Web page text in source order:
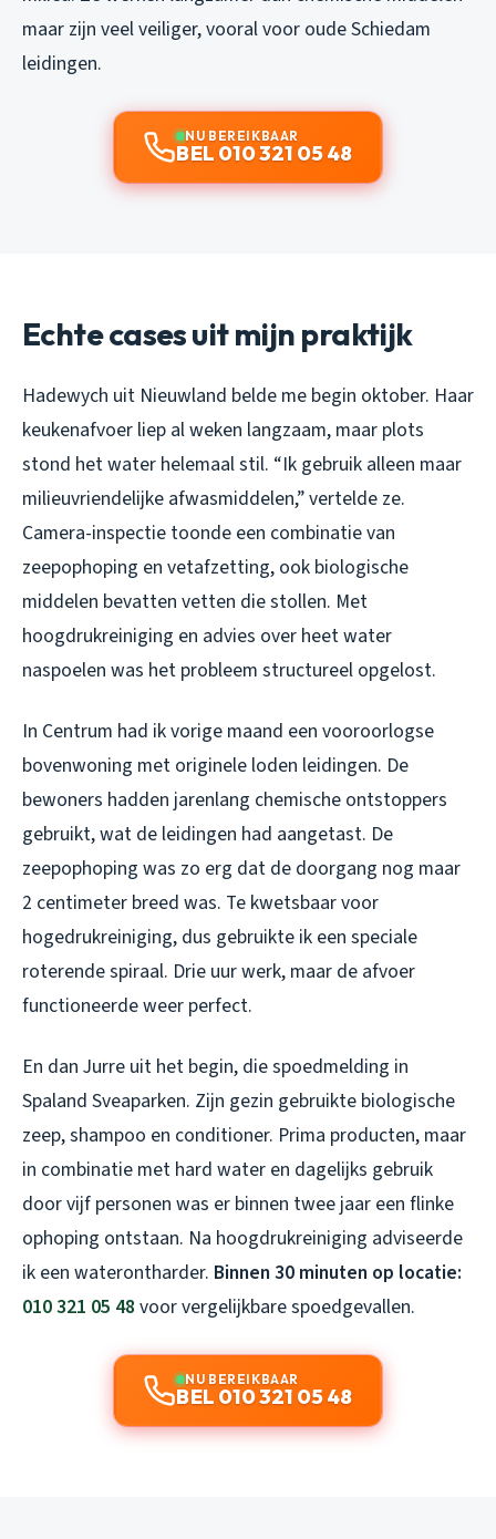
maar zijn veel veiliger, vooral voor oude Schiedam
leidingen.
NU BEREIKBAAR
BEL 010 321 05 48
Echte cases uit mijn praktijk
Hadewych uit Nieuwland belde me begin oktober. Haar
keukenafvoer liep al weken langzaam, maar plots
stond het water helemaal stil. “Ik gebruik alleen maar
milieuvriendelijke afwasmiddelen,” vertelde ze.
Camera-inspectie toonde een combinatie van
zeepophoping en vetafzetting, ook biologische
middelen bevatten vetten die stollen. Met
hoogdrukreiniging en advies over heet water
naspoelen was het probleem structureel opgelost.
In Centrum had ik vorige maand een vooroorlogse
bovenwoning met originele loden leidingen. De
bewoners hadden jarenlang chemische ontstoppers
gebruikt, wat de leidingen had aangetast. De
zeepophoping was zo erg dat de doorgang nog maar
2 centimeter breed was. Te kwetsbaar voor
hogedrukreiniging, dus gebruikte ik een speciale
roterende spiraal. Drie uur werk, maar de afvoer
functioneerde weer perfect.
En dan Jurre uit het begin, die spoedmelding in
Spaland Sveaparken. Zijn gezin gebruikte biologische
zeep, shampoo en conditioner. Prima producten, maar
in combinatie met hard water en dagelijks gebruik
door vijf personen was er binnen twee jaar een flinke
ophoping ontstaan. Na hoogdrukreiniging adviseerde
ik een waterontharder. Binnen 30 minuten op locatie:
010 321 05 48 voor vergelijkbare spoedgevallen.
NU BEREIKBAAR
BEL 010 321 05 48